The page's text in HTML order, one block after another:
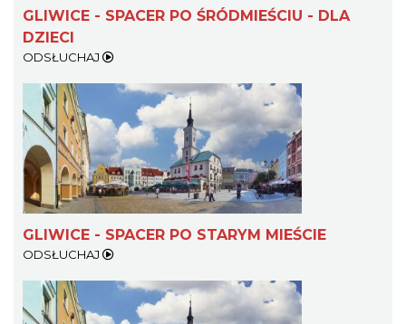
GLIWICE - SPACER PO ŚRÓDMIEŚCIU - DLA
DZIECI
ODSŁUCHAJ
GLIWICE - SPACER PO STARYM MIEŚCIE
ODSŁUCHAJ